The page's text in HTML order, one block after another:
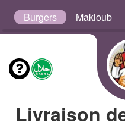
Burgers Makloub
Livraison